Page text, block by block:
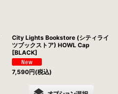
City Lights Bookstore (シティライ
ツブックストア) HOWL Cap
[BLACK]
7,590円(税込)